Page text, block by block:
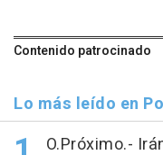
Contenido patrocinado
Lo más leído en
O.Próximo.-